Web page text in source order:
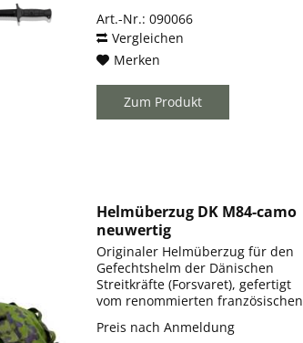
mm...
Art.-Nr.: 090066
Vergleichen
Merken
Zum Produkt
Helmüberzug DK M84-camo
neuwertig
Originaler Helmüberzug für den
Gefechtshelm der Dänischen
Streitkräfte (Forsvaret), gefertigt
vom renommierten französischen
Überzugsystem ist auf die
Preis nach Anmeldung